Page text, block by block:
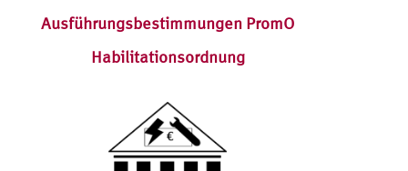
Ausführungsbestimmungen PromO
Habilitationsordnung